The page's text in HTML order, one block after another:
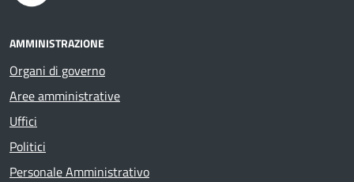
AMMINISTRAZIONE
Organi di governo
Aree amministrative
Uffici
Politici
Personale Amministrativo